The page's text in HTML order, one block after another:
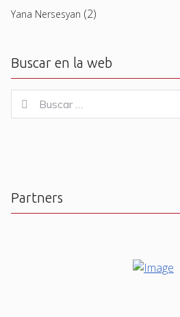
Yana Nersesyan (2)
Buscar en la web
for:
Buscar
Partners